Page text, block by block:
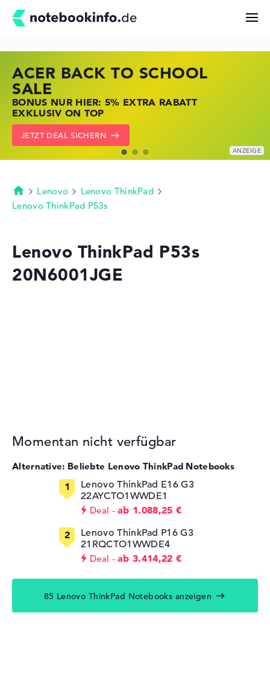
Kaufberatung
Technik & Wissen
Merkzettel
ACER BACK TO SCHOOL
SALE
BONUS NUR HIER: 5% EXTRA RABATT
EXKLUSIV ON TOP
JETZT DEAL SICHERN
HP STORE SSV DEALS
JETZT ZUGREIFEN: NOTEBOOKS BEI HP
KRÄFTIG REDUZIERT
ZU DEN HP ANGEBOTEN
LENOVO LAPTOP DEALS
NOTEBOOKS BEI LENOVO JETZT
KRÄFTIG REDUZIERT
LENOVO DEALS ZEIGEN
Startseite
Lenovo
Lenovo ThinkPad
Lenovo ThinkPad P53s
Lenovo ThinkPad P53s
20N6001JGE
Momentan nicht verfügbar
Alternative: Beliebte Lenovo ThinkPad Notebooks
Lenovo ThinkPad E16 G3
22AYCTO1WWDE1
Deal
ab 1.088,25 €
Lenovo ThinkPad P16 G3
21RQCTO1WWDE4
Deal ab 3.414,22 €
85 Lenovo ThinkPad Notebooks anzeigen